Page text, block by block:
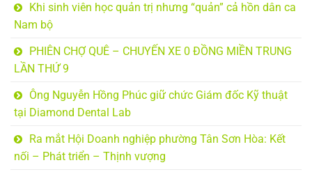
Khi sinh viên học quản trị nhưng “quản” cả hồn dân ca
Nam bộ
PHIÊN CHỢ QUÊ – CHUYẾN XE 0 ĐỒNG MIỀN TRUNG
LẦN THỨ 9
Ông Nguyễn Hồng Phúc giữ chức Giám đốc Kỹ thuật
tại Diamond Dental Lab
Ra mắt Hội Doanh nghiệp phường Tân Sơn Hòa: Kết
nối – Phát triển – Thịnh vượng